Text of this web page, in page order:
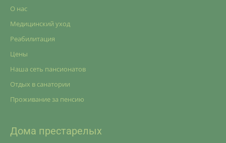
О нас
Медицинский уход
Реабилитация
Цены
Наша сеть пансионатов
Отдых в санатории
Проживание за пенсию
Дома престарелых